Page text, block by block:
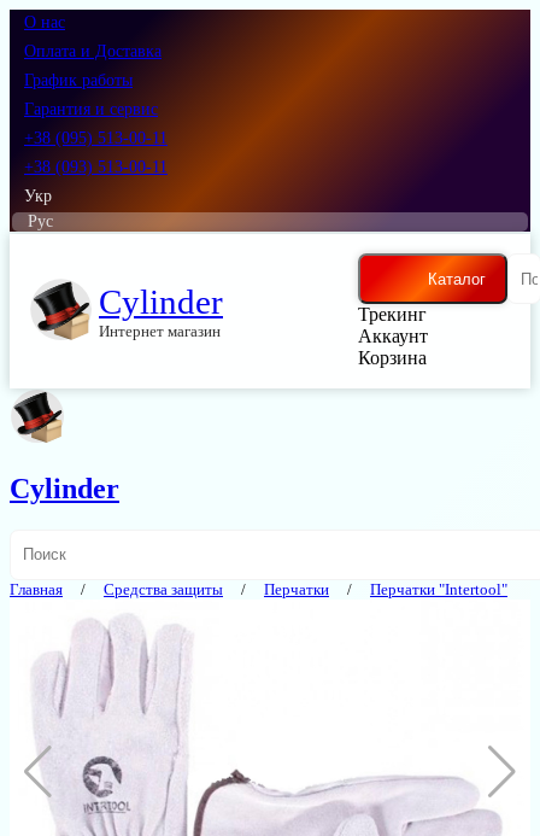
О нас
Оплата и Доставка
График работы
Гарантия и сервис
+38 (095) 513-00-11
+38 (093) 513-00-11
Укр
Рус
Cylinder
Интернет магазин
Каталог
Трекинг
Аккаунт
Корзина
Cylinder
Главная Средства защиты Перчатки Перчатки "Intertool"